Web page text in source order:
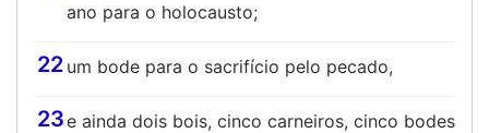
ano para o holocausto;
22 um bode para o sacrifício pelo pecado,
23e ainda dois bois, cinco carneiros, cinco bodes